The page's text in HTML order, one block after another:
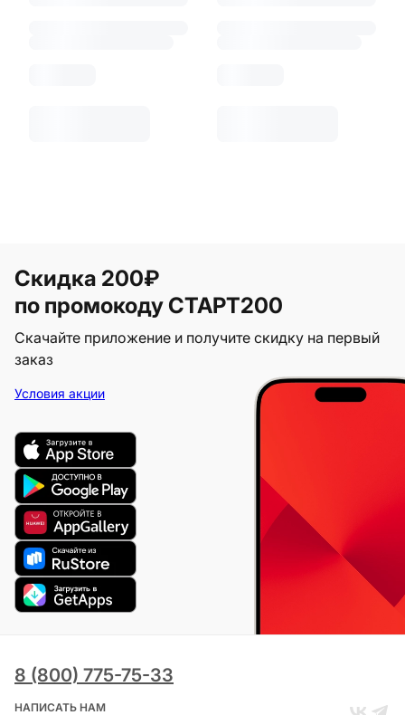
Скидка 200₽
по промокоду СТАРТ200
Скачайте приложение и получите скидку на первый
заказ
Условия акции
8 (800) 775-75-33
НАПИСАТЬ НАМ